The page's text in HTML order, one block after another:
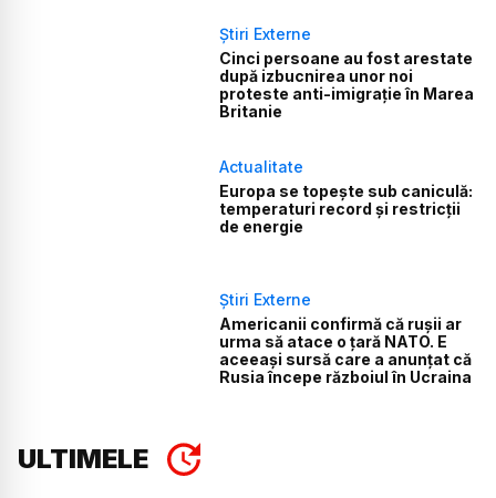
Știri Externe
Cinci persoane au fost arestate
după izbucnirea unor noi
proteste anti-imigrație în Marea
Britanie
Actualitate
Europa se topește sub caniculă:
temperaturi record și restricții
de energie
Știri Externe
Americanii confirmă că rușii ar
urma să atace o țară NATO. E
aceeași sursă care a anunțat că
Rusia începe războiul în Ucraina
ULTIMELE